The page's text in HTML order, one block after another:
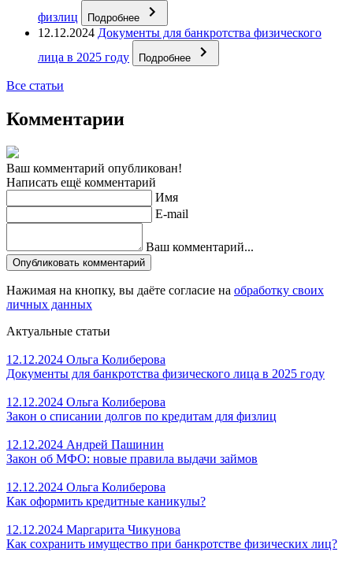
физлиц
Подробнее
12.12.2024 Документы для банкротства физического
лица в 2025 году
Подробнее
Все статьи
Комментарии
Ваш комментарий опубликован!
Написать ещё комментарий
Имя
E-mail
Ваш комментарий...
Опубликовать комментарий
Нажимая на кнопку, вы даёте согласие на обработку своих
личных данных
Актуальные статьи
12.12.2024 Ольга Колиберова
Документы для банкротства физического лица в 2025 году
12.12.2024 Ольга Колиберова
Закон о списании долгов по кредитам для физлиц
12.12.2024 Андрей Пашинин
Закон об МФО: новые правила выдачи займов
12.12.2024 Ольга Колиберова
Как оформить кредитные каникулы?
12.12.2024 Маргарита Чикунова
Как сохранить имущество при банкротстве физических лиц?